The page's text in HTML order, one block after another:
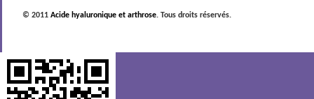
© 2011Acide hyaluronique et arthrose. Tous droits réservés.